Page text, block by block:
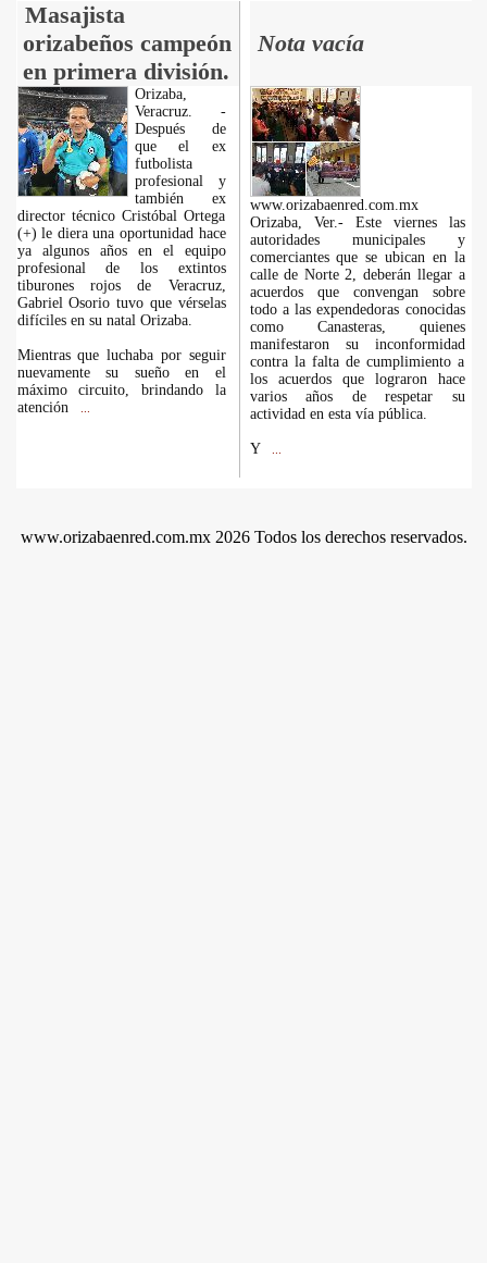
Masajista
orizabeños campeón
en primera división.
Nota vacía
Orizaba,
Veracruz. -
Después de
que el ex
futbolista
profesional y
también ex
director técnico Cristóbal Ortega
(+) le diera una oportunidad hace
ya algunos años en el equipo
profesional de los extintos
tiburones rojos de Veracruz,
Gabriel Osorio tuvo que vérselas
difíciles en su natal Orizaba.
Mientras que luchaba por seguir
nuevamente su sueño en el
máximo circuito, brindando la
atención
www.orizabaenred.com.mx
Orizaba, Ver.- Este viernes las
autoridades municipales y
comerciantes que se ubican en la
calle de Norte 2, deberán llegar a
acuerdos que convengan sobre
todo a las expendedoras conocidas
como Canasteras, quienes
manifestaron su inconformidad
contra la falta de cumplimiento a
los acuerdos que lograron hace
varios años de respetar su
actividad en esta vía pública.
Y
www.orizabaenred.com.mx 2026 Todos los derechos reservados.